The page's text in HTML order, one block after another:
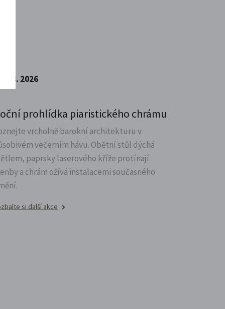
7. 8. 2026
prohlídka piaristického chrámu
vrcholně barokní architekturu v
večerním hávu. Obětní stůl dýchá
paprsky laserového kříže protínají
a chrám ožívá instalacemi současného
si další akce